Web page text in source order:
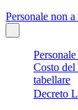
Personale non
Costo del
tabellare
Decreto